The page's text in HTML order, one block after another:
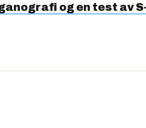
og en test av